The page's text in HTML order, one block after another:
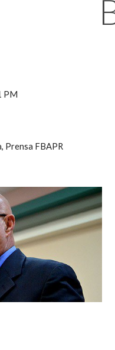
PM
Prensa FBAPR